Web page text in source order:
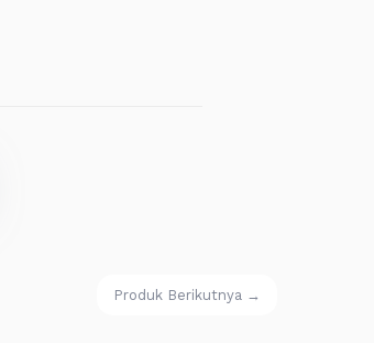
Produk Berikutnya →